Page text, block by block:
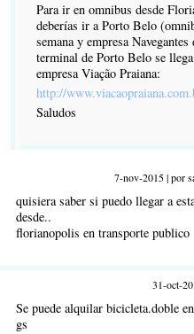
Para ir en omnibus desde
deberías ir a Porto Belo
semana y empresa
terminal de Porto Belo se
empresa Viação Praiana:
http://
Saludos
7-nov-2015 | por
quisiera saber si puedo llegar a
desde..
florianopolis en transporte publico
31-oct-
Se puede alquilar bicicleta.doble
gs